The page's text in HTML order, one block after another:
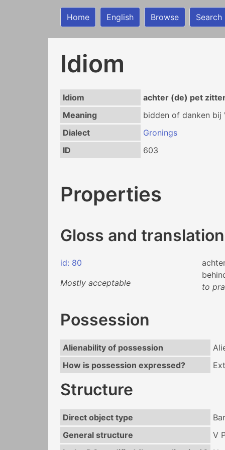
Home English Browse Search
Idiom
Idiom
achter (de) pet
Meaning
bidden of danken bij
Dialect
Gronings
ID
603
Properties
Gloss and translation
id: 80
Mostly acceptable
to
Possession
Alienability of possession
How is possession expressed?
Structure
Direct object type
General structure
V